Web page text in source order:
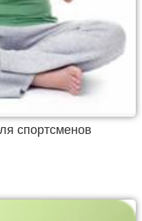
спортсменов